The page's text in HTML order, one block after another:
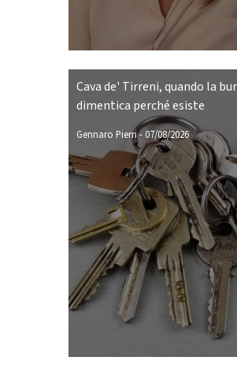
Cava de' Tirreni, quando la
dimentica perché esiste
Gennaro Pierri- 07/08/2026